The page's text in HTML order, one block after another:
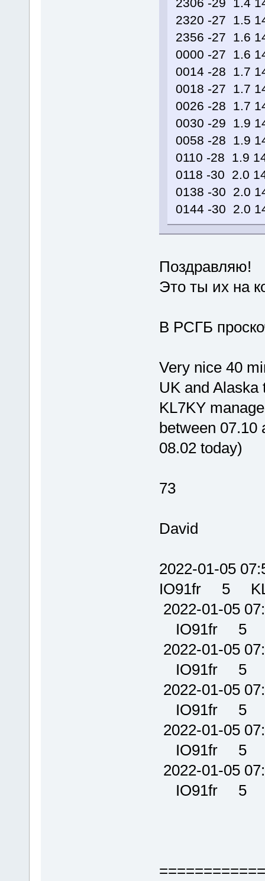
2320 -27 1.5
2356 -27 1.6
0000 -27 1.6
0014 -28 1.7
0018 -27 1.7
0026 -28 1.7
0030 -29 1.9
0058 -28 1.9
0110 -28 1.9
0118 -30 2.0
0138 -30 2.0
0144 -30 2.0
Поздравляю!
Это ты их на
В РСГБ
Very nice 40
UK and Alaska
KL7KY
between 07.10
08.02 today)
73
David
2022-01-05
IO91fr 5
2022-01-05
IO91fr 5
2022-01-05
IO91fr 5
2022-01-05
IO91fr 5
2022-01-05
IO91fr 5
2022-01-05
IO91fr 5